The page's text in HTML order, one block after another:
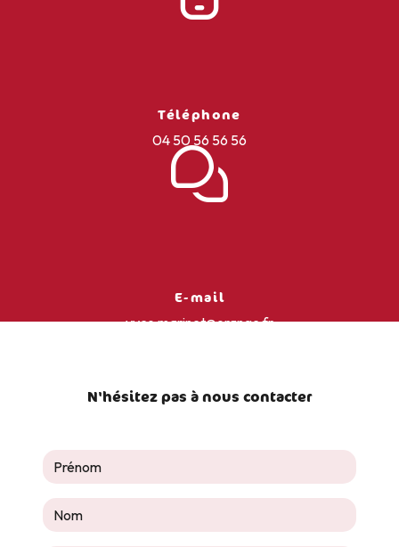
Téléphone
04 50 56 56 56
E-mail
yves.marinet@orange.fr
N'hésitez pas à nous contacter